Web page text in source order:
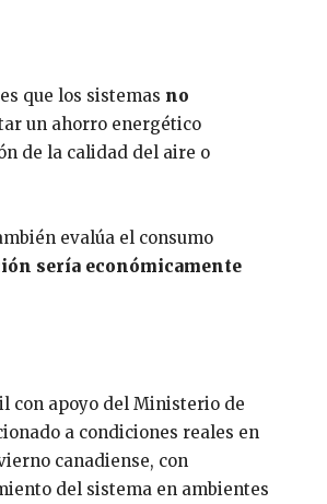
que los sistemas no
un ahorro energético
de la calidad del aire o
evalúa el consumo
sería económicamente
con apoyo del Ministerio de
a condiciones reales en
canadiense, con
del sistema en ambientes